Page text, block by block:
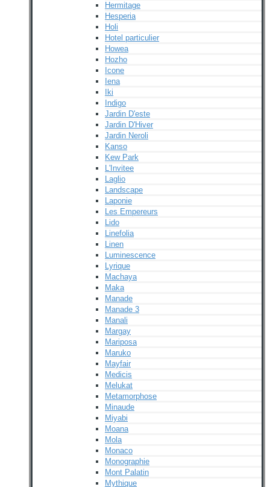
Hermitage
Hesperia
Holi
Hotel particulier
Howea
Hozho
Icone
Iena
Iki
Indigo
Jardin D'este
Jardin D'Hiver
Jardin Neroli
Kanso
Kew Park
L'Invitee
Laglio
Landscape
Laponie
Les Empereurs
Lido
Linefolia
Linen
Luminescence
Lyrique
Machaya
Maka
Manade
Manade 3
Manali
Margay
Mariposa
Maruko
Mayfair
Medicis
Melukat
Metamorphose
Minaude
Miyabi
Moana
Mola
Monaco
Monographie
Mont Palatin
Mythique